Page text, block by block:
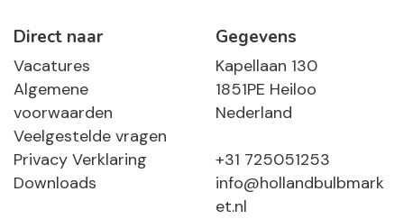
Direct naar
Vacatures
Algemene
voorwaarden
Veelgestelde vragen
Privacy Verklaring
Downloads
Gegevens
Kapellaan 130
1851PE Heiloo
Nederland
+31 725051253
info@hollandbulbmark
et.nl